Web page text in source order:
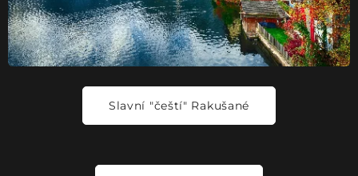
Slavní "čeští" Rakušané